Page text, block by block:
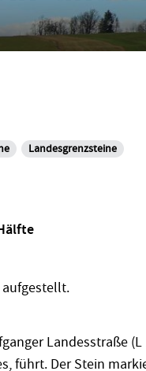
Landesgrenzsteine
aufgestellt.
Landesstraße
führt. Der Stein